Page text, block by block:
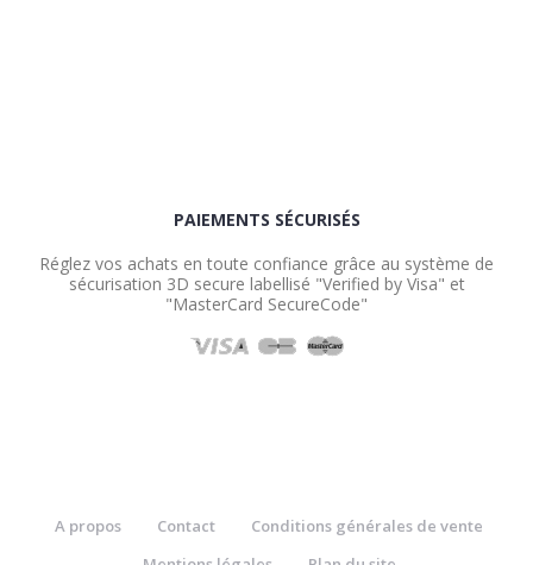
PAIEMENTS SÉCURISÉS
Réglez vos achats en toute confiance grâce au système de
sécurisation 3D secure labellisé "Verified by Visa" et
"MasterCard SecureCode"
A propos Contact
Conditions générales de vente